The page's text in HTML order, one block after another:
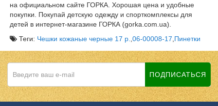
на официальном сайте ГОРКА. Хорошая цена и удобные
покупки. Покупай детскую одежду и спорткомплексы для
детей в интернет-магазине ГОРКА (gorka.com.ua).
Теги: Чешки кожаные черные 17 р. 06-00008-17 Пинетки
ПОДПИСАТЬСЯ